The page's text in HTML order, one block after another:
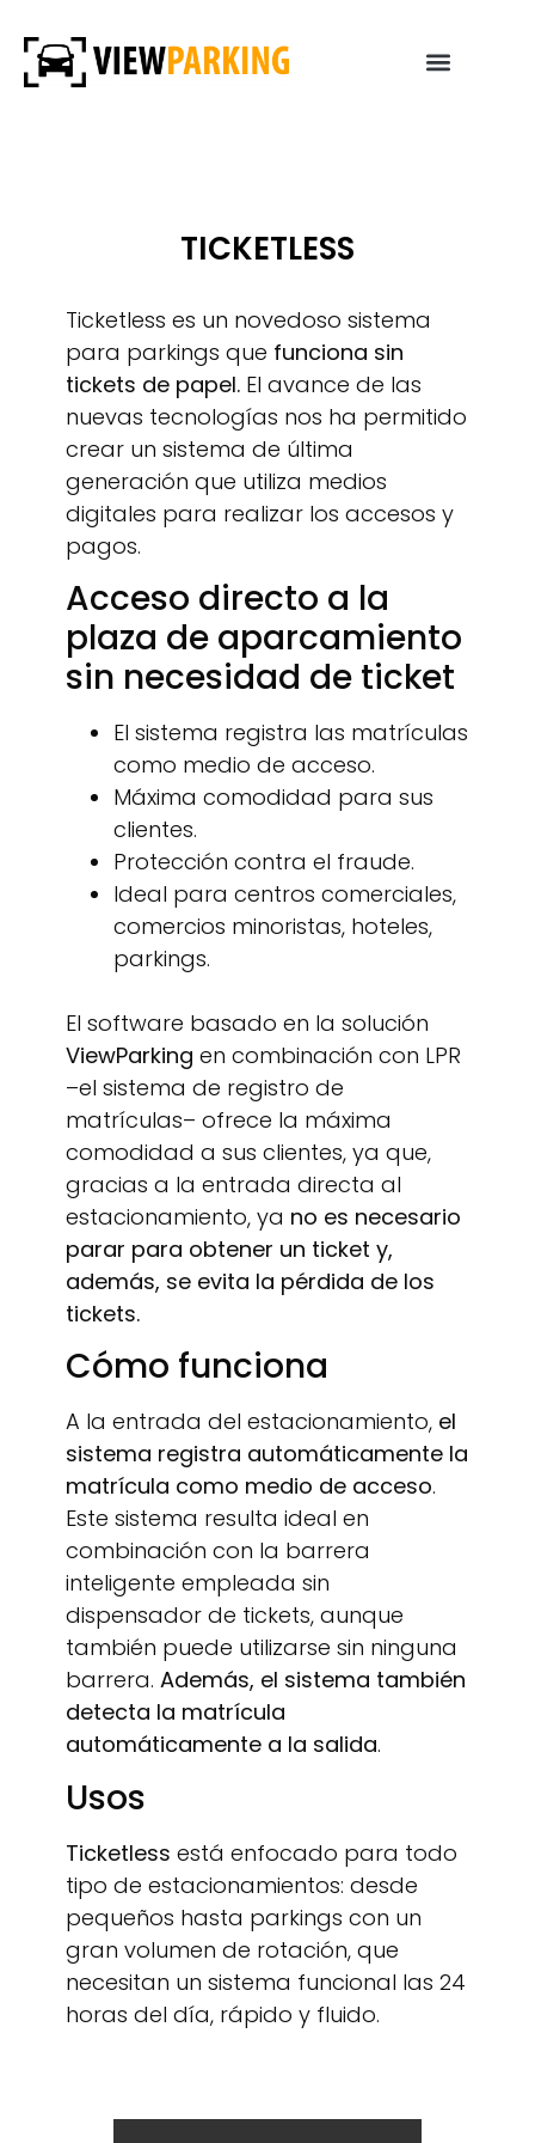
TICKETLESS
Ticketless es un novedoso sistema
para parkings que funciona sin
tickets de papel.El avance de las
nuevas tecnologías nos ha permitido
crear un sistema de última
generación que utiliza medios
digitales para realizar los accesos y
pagos.
Acceso directo a la
plaza de aparcamiento
sin necesidad de ticket
El sistema registra las matrículas
como medio de acceso.
Máxima comodidad para sus
clientes.
Protección contra el fraude.
Ideal para centros comerciales,
comercios minoristas, hoteles,
parkings.
El software basado en la solución
ViewParking en combinación con LPR
–el sistema de registro de
matrículas– ofrece la máxima
comodidad a sus clientes, ya que,
gracias a la entrada directa al
estacionamiento, ya no es necesario
parar para obtener un ticket y,
además, se evita la pérdida de los
tickets.
Cómo funciona
A la entrada del estacionamiento, el
sistema registra automáticamente la
matrícula como medio de acceso.
Este sistema resulta ideal en
combinación con la barrera
inteligente empleada sin
dispensador de tickets, aunque
también puede utilizarse sin ninguna
barrera. Además, el sistema también
detecta la matrícula
automáticamente a la salida.
Usos
Ticketless está enfocado para todo
tipo de estacionamientos: desde
pequeños hasta parkings con un
gran volumen de rotación, que
necesitan un sistema funcional las 24
horas del día, rápido y fluido.